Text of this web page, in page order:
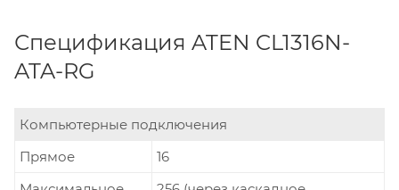
Спецификация ATEN CL1316N-
ATA-RG
Компьютерные подключения
Прямое
16